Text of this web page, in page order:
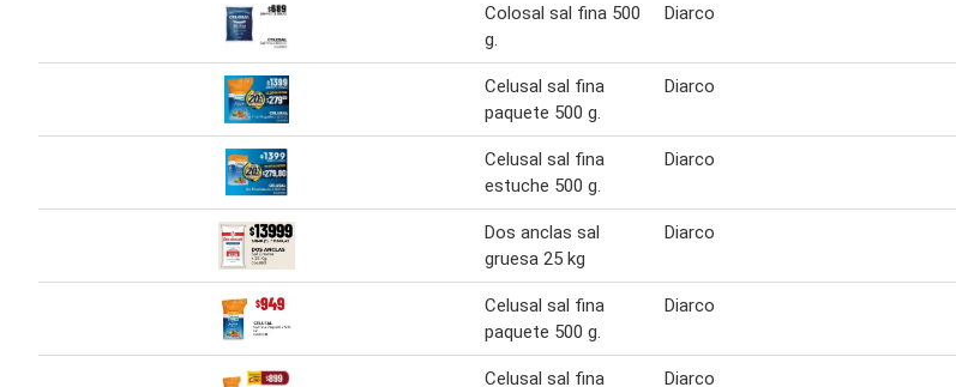
Colosal sal fina 500
g.
Diarco
Celusal sal fina
paquete 500 g.
Diarco
Celusal sal fina
estuche 500 g.
Diarco
Dos anclas sal
gruesa 25 kg
Diarco
Celusal sal fina
paquete 500 g.
Diarco
Celusal sal fina
Diarco